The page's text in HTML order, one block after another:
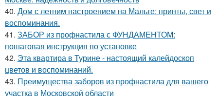
40. Дом с летним настроением на Мальте: принты, свет и
воспоминания.
41. ЗАБОР из профнастила с ФУНДАМЕНТОМ:
пошаговая инструкция по установке
42. Эта квартира в Турине - настоящий калейдоскоп
цветов и воспоминаний.
43. Преимущества заборов из профнастила для вашего
участка в Московской области